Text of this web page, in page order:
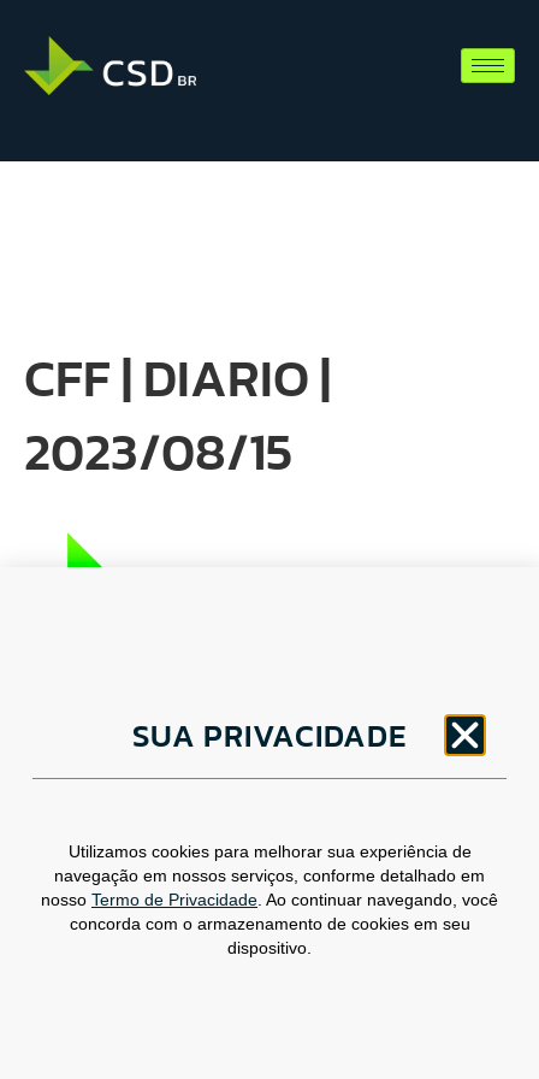
CFF | DIARIO |
2023/08/15
Av. Brigadeiro Faria Lima, 1779 – 5
Andar
Jardim Paulistano, São Paulo/ SP – CEP: 01452-
Assessoria de imprensa: imprensa@csdbr.com
SUA PRIVACIDADE
Utilizamos cookies para melhorar sua experiência de
navegação em nossos serviços, conforme detalhado em
nosso Termo de Privacidade . Ao continuar navegando, você
concorda com o armazenamento de cookies em seu
dispositivo.